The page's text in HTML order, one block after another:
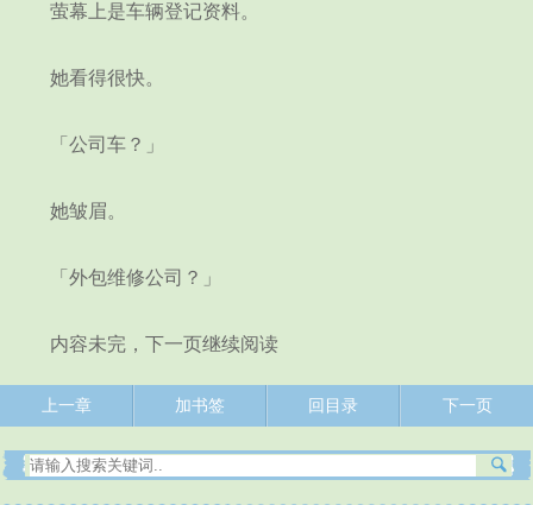
萤幕上是车辆登记资料。
她看得很快。
「公司车？」
她皱眉。
「外包维修公司？」
内容未完，下一页继续阅读
上一章 加书签 回目录 下一页